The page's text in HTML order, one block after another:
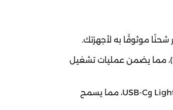
يدعم الشحن السريع بقوة 20 وات (PD)، مما يضمن عمليات تشغيل
مزودة بمنفذي Lightning وUSB-C، مما يسمح